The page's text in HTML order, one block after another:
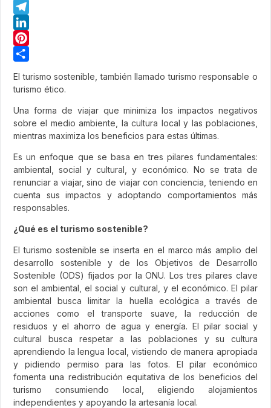
WhatsApp
Telegram
LinkedIn
Pinterest
El turismo sostenible, también llamado turismo responsable o
turismo ético.
Una forma de viajar que minimiza los impactos negativos
sobre el medio ambiente, la cultura local y las poblaciones,
mientras maximiza los beneficios para estas últimas.
Es un enfoque que se basa en tres pilares fundamentales:
ambiental, social y cultural, y económico. No se trata de
renunciar a viajar, sino de viajar con conciencia, teniendo en
cuenta sus impactos y adoptando comportamientos más
responsables.
¿Qué es el turismo sostenible?
El turismo sostenible se inserta en el marco más amplio del
desarrollo sostenible y de los Objetivos de Desarrollo
Sostenible (ODS) fijados por la ONU. Los tres pilares clave
son el ambiental, el social y cultural, y el económico. El pilar
ambiental busca limitar la huella ecológica a través de
acciones como el transporte suave, la reducción de
residuos y el ahorro de agua y energía. El pilar social y
cultural busca respetar a las poblaciones y su cultura
aprendiendo la lengua local, vistiendo de manera apropiada
y pidiendo permiso para las fotos. El pilar económico
fomenta una redistribución equitativa de los beneficios del
turismo consumiendo local, eligiendo alojamientos
independientes y apoyando la artesanía local.